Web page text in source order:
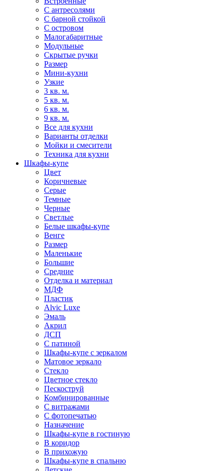
С антресолями
С барной стойкой
С островом
Малогабаритные
Модульные
Скрытые ручки
Размер
Мини-кухни
Узкие
3 кв. м.
5 кв. м.
6 кв. м.
9 кв. м.
Все для кухни
Варианты отделки
Мойки и смесители
Техника для кухни
Шкафы-купе
Цвет
Коричневые
Серые
Темные
Черные
Светлые
Белые шкафы-купе
Венге
Размер
Маленькие
Большие
Средние
Отделка и материал
МДФ
Пластик
Alvic Luxe
Эмаль
Акрил
ДСП
С патиной
Шкафы-купе с зеркалом
Матовое зеркало
Стекло
Цветное стекло
Пескоструй
Комбинированные
С витражами
С фотопечатью
Назначение
Шкафы-купе в гостиную
В коридор
В прихожую
Шкафы-купе в спальню